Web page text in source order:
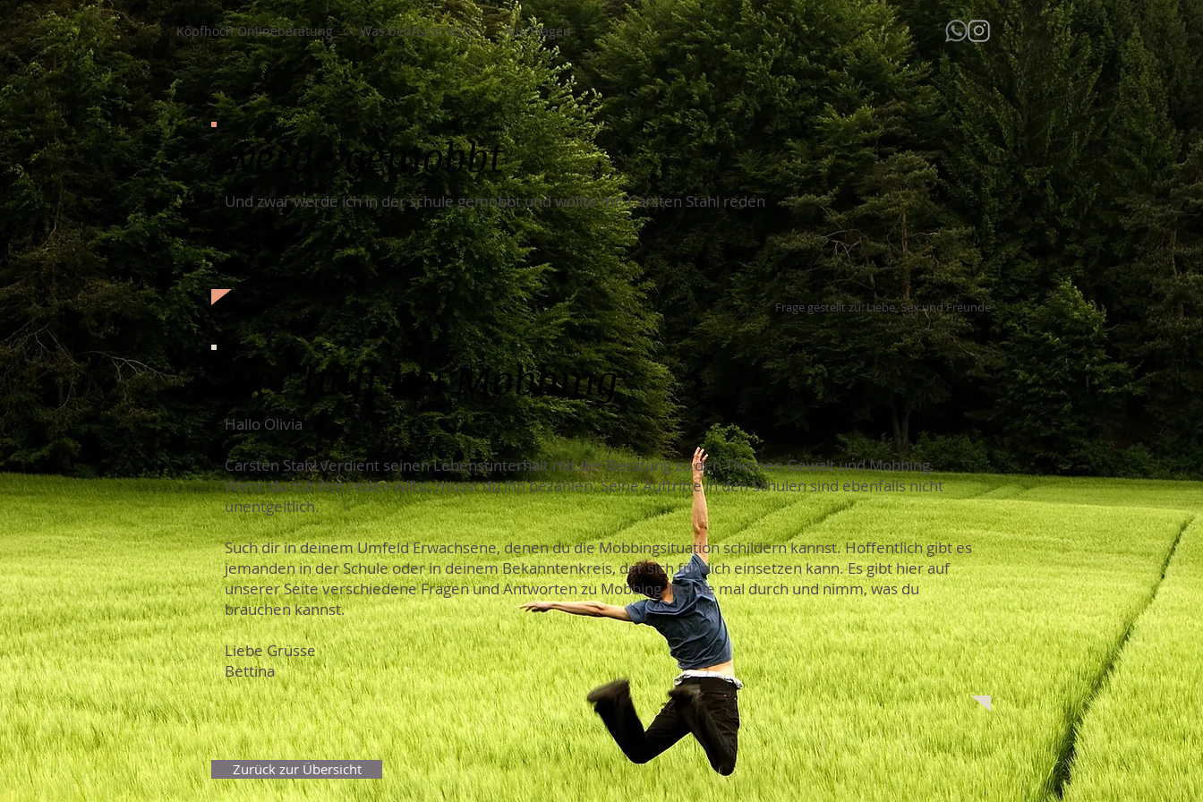
Kopfhoch Onlineberatung Was bedrückt dich? Alle Fragen
werde gemobbt
Und zwar werde ich in der schule gemobbt und wollte mit Carsten Stahl reden
Frage gestellt zu: Liebe, Sex und Freunde
wer hilft bei Mobbing
Hallo Olivia
Carsten Stahl verdient seinen Lebensunterhalt mit der Beratung zu den Themen Gewalt und Mobbing.
Wenn du mit ihm reden willst, musst du ihn bezahlen. Seine Auftritte in den Schulen sind ebenfalls nicht
unentgeltlich.
Such dir in deinem Umfeld Erwachsene, denen du die Mobbingsituation schildern kannst. Hoffentlich gibt es
jemanden in der Schule oder in deinem Bekanntenkreis, der sich für dich einsetzen kann. Es gibt hier auf
unserer Seite verschiedene Fragen und Antworten zu Mobbing, lies sie mal durch und nimm, was du
brauchen kannst.
Liebe Grüsse
Bettina
Zurück zur Übersicht